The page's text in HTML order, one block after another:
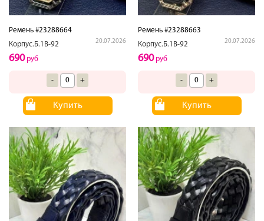
Ремень #23288664
Корпус.Б.1В-92
20.07.2026
690руб
- +
Купить
Ремень #23288663
Корпус.Б.1В-92
20.07.2026
690руб
- +
Купить